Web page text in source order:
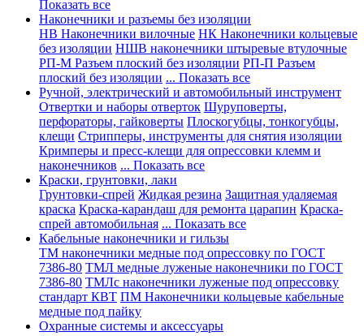
Показать все
Наконечники и разъемы без изоляции
НВ Наконечники вилочные НК Наконечники кольцевые
без изоляции НШВ наконечники штыревые втулочные
РП-М Разъем плоский без изоляции РП-П Разъем
плоский без изоляции ... Показать все
Ручной, электрический и автомобильный инструмент
Отвертки и наборы отверток Шуруповерты,
перфораторы, гайковерты Плоскогубцы, тонкогубцы,
клещи Стрипперы, инструменты для снятия изоляции
Кримперы и пресс-клещи для опрессовки клемм и
наконечников ... Показать все
Краски, грунтовки, лаки
Грунтовки-спрей Жидкая резина Защитная удаляемая
краска Краска-карандаш для ремонта царапин Краска-
спрей автомобильная ... Показать все
Кабельные наконечники и гильзы
ТМ наконечники медные под опрессовку по ГОСТ
7386-80 ТМЛ медные луженые наконечники по ГОСТ
7386-80 ТМЛс наконечники луженые под опрессовку
стандарт КВТ ПМ Наконечники кольцевые кабельные
медные под пайку
Охранные системы и аксессуары